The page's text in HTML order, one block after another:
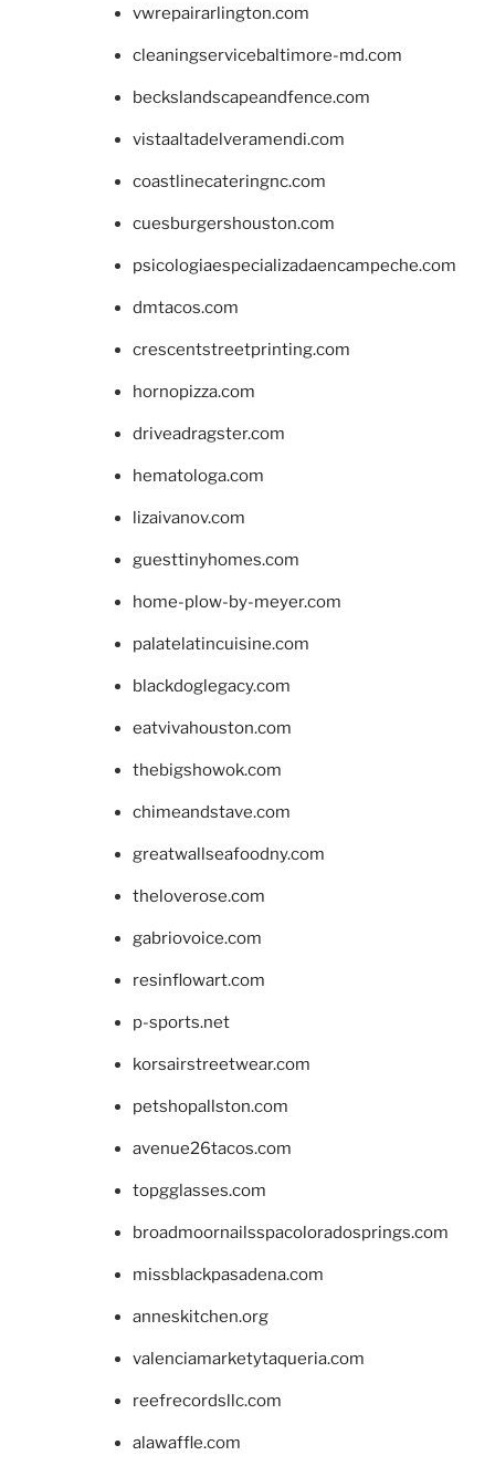
vwrepairarlington.com
cleaningservicebaltimore-md.com
beckslandscapeandfence.com
vistaaltadelveramendi.com
coastlinecateringnc.com
cuesburgershouston.com
psicologiaespecializadaencampeche.com
dmtacos.com
crescentstreetprinting.com
hornopizza.com
driveadragster.com
hematologa.com
lizaivanov.com
guesttinyhomes.com
home-plow-by-meyer.com
palatelatincuisine.com
blackdoglegacy.com
eatvivahouston.com
thebigshowok.com
chimeandstave.com
greatwallseafoodny.com
theloverose.com
gabriovoice.com
resinflowart.com
p-sports.net
korsairstreetwear.com
petshopallston.com
avenue26tacos.com
topgglasses.com
broadmoornailsspacoloradosprings.com
missblackpasadena.com
anneskitchen.org
valenciamarketytaqueria.com
reefrecordsllc.com
alawaffle.com